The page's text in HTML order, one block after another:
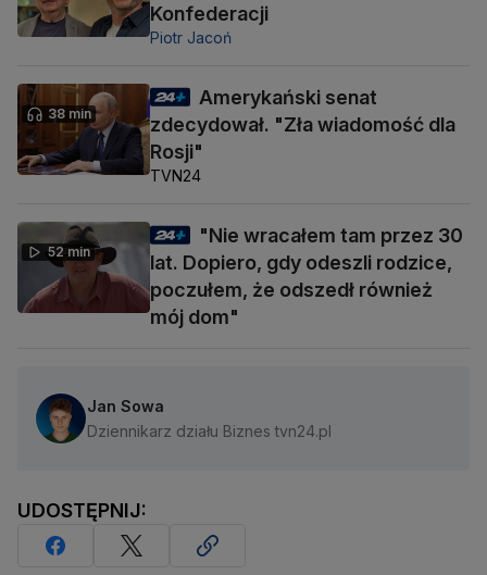
Konfederacji
Piotr Jacoń
38 min
Amerykański senat
zdecydował. "Zła wiadomość dla
Rosji"
TVN24
52 min
"Nie wracałem tam przez 30
lat. Dopiero, gdy odeszli rodzice,
poczułem, że odszedł również
mój dom"
Jan Sowa
Dziennikarz działu Biznes tvn24.pl
UDOSTĘPNIJ: